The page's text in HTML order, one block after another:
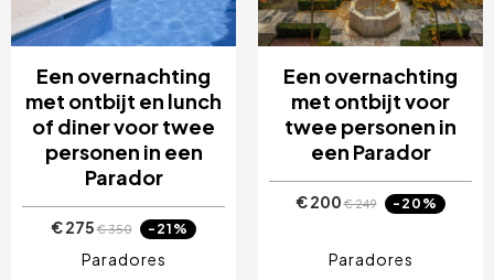
Een overnachting
met ontbijt en lunch
of diner voor twee
personen in een
Parador
€ 275€ 350 -21%
Paradores
Een overnachting
met ontbijt voor
twee personen in
een Parador
€ 200€ 249 -20%
Paradores